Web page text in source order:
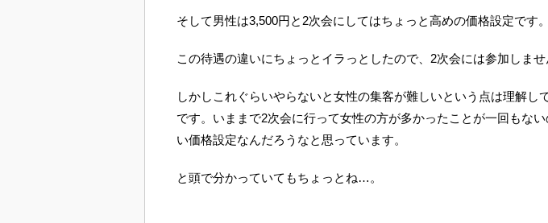
そして男性は3,500円と2次会にしてはちょっと高めの価格設定です。
この待遇の違いにちょっとイラっとしたので、2次会には参加しませ
しかしこれぐらいやらないと女性の集客が難しいという点は理解し
です。いままで2次会に行って女性の方が多かったことが一回もな
い価格設定なんだろうなと思っています。
と頭で分かっていてもちょっとね…。